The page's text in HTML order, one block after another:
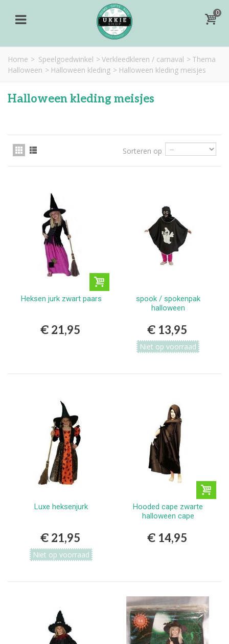
0
Home > Speelgoedwinkel > Verkleedkleren / carnaval > Thema
Halloween > Halloween kleding > Halloween kleding meisjes
Halloween kleding meisjes
Sorteren op
Heksen jurk zwart paars
€ 21,95
spook / spokenpak
halloween
€ 13,95
Niet op voorraad
Luxe heksenjurk
€ 21,95
Niet op voorraad
Hooded cape zwarte
halloween cape
€ 14,95